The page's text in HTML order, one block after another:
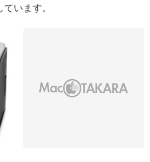
います。